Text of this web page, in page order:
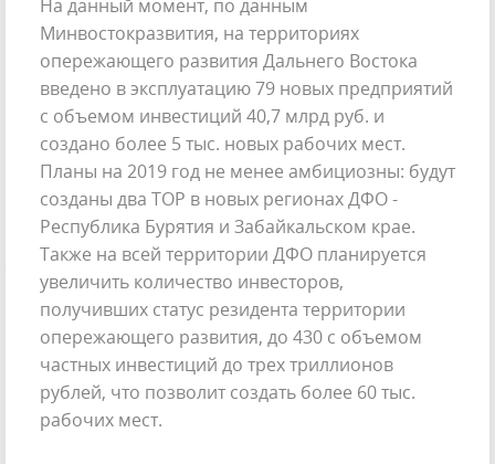
На данный момент, по данным
Минвостокразвития, на территориях
опережающего развития Дальнего Востока
введено в эксплуатацию 79 новых предприятий
с объемом инвестиций 40,7 млрд руб. и
создано более 5 тыс. новых рабочих мест.
Планы на 2019 год не менее амбициозны: будут
созданы два ТОР в новых регионах ДФО -
Республика Бурятия и Забайкальском крае.
Также на всей территории ДФО планируется
увеличить количество инвесторов,
получивших статус резидента территории
опережающего развития, до 430 с объемом
частных инвестиций до трех триллионов
рублей, что позволит создать более 60 тыс.
рабочих мест.